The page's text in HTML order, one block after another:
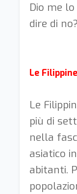
Dio me
dire di
Le Filippine
Le
più di
nella
asiatico
abitanti.